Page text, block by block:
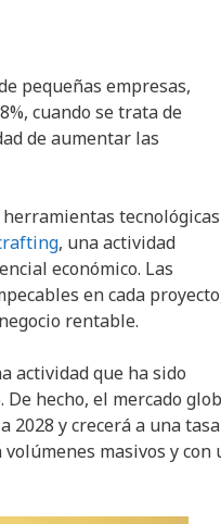
pequeñas empresas,
cuando se trata de
de aumentar las
tecnológicas
, una actividad
económico. Las
en cada
rentable.
actividad que ha sido
hecho, el mercado
2028 y crecerá a una tasa
masivos y con